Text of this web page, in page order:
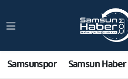
Samsunspor Samsun Haber
Samsun Haber
Trafik Durumu